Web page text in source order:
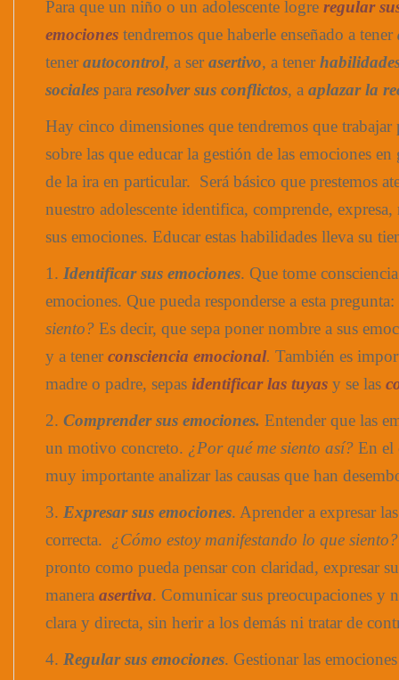
Para que un niño o un adolescente logre regular
emociones tendremos que haberle enseñado a tener
tener autocontrol, a ser asertivo, a tener
sociales para resolver sus conflictos, a aplazar la
Hay cinco dimensiones que tendremos que trabajar
sobre las que educar la gestión de las emociones
de la ira en particular. Será básico que prestemos
nuestro adolescente identifica, comprende,
sus emociones. Educar estas habilidades lleva su
1. Identificar sus emociones. Que tome
emociones. Que pueda responderse a esta pregunta:
siento? Es decir, que sepa poner nombre a sus
y a tener consciencia emocional. También es
madre o padre, sepas identificar las tuyas y se las
2. Comprender sus emociones. Entender que las
un motivo concreto. ¿Por qué me siento así? En el
muy importante analizar las causas que han
3. Expresar sus emociones. Aprender a expresar
correcta. ¿Cómo estoy manifestando lo que
pronto como pueda pensar con claridad, expresar
manera asertiva. Comunicar sus preocupaciones y
clara y directa, sin herir a los demás ni tratar de
4. Regular sus emociones. Gestionar las